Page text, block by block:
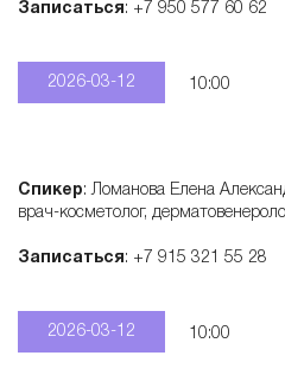
Записаться: +7 950 577 60 62
2026-03-12 10:00
Спикер: Ломанова Елена
врач-косметолог,
Записаться: +7 915 321 55 28
2026-03-12 10:00